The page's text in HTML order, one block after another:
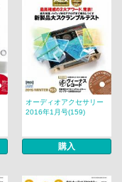
オーディオアクセサリー
2016年1月号(159)
購入